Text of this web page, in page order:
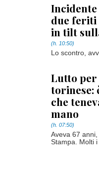
due feriti
in tilt
(h. 10:50)
Lo scontro,
Lutto
torinese:
che
mano
(h. 07:50)
Aveva 67
Stampa. Molti